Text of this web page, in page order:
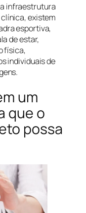
infraestrutura
existem
esportiva,
de estar,
física,
individuais de
um
que o
possa